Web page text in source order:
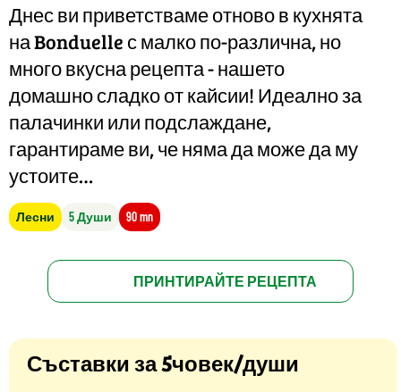
Днес ви приветстваме отново в кухнята
на Bonduelle с малко по-различна, но
много вкусна рецепта - нашето
домашно сладко от кайсии! Идеално за
палачинки или подслаждане,
гарантираме ви, че няма да може да му
устоите…
Лесни 5 Души 90 mn
ПРИНТИРАЙТЕ РЕЦЕПТА
Съставки за 5човек/души